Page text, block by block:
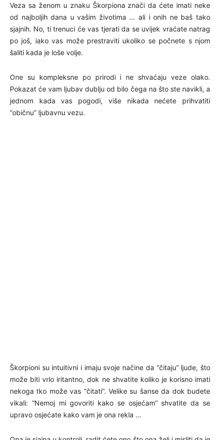
Veza sa ženom u znaku Škorpiona znači da ćete imati neke
od najboljih dana u vašim životima … ali i onih ne baš tako
sjajnih. No, ti trenuci će vas tjerati da se uvijek vraćate natrag
po još, iako vas može prestraviti ukoliko se počnete s njom
šaliti kada je loše volje.
One su kompleksne po prirodi i ne shvaćaju veze olako.
Pokazat će vam ljubav dublju od bilo čega na što ste navikli, a
jednom kada vas pogodi, više nikada nećete prihvatiti
“običnu” ljubavnu vezu.
Škorpioni su intuitivni i imaju svoje načine da “čitaju” ljude, što
može biti vrlo iritantno, dok ne shvatite koliko je korisno imati
nekoga tko može vas “čitati”. Velike su šanse da dok budete
vikali: “Nemoj mi govoriti kako se osjećam” shvatite da se
upravo osjećate kako vam je ona rekla …